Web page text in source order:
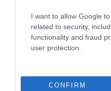
I want to allow Google
related to security,
functionality and fraud
user protection.
CONFIRM
Το σημάδι στο πόδι
θρόμβωση